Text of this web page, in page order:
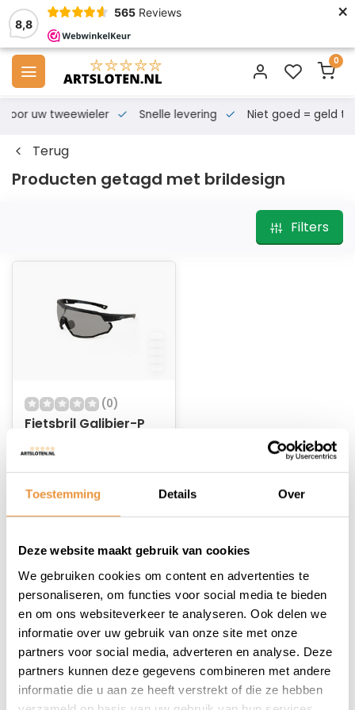
Toestemming Details Over
Deze website maakt gebruik van cookies
We gebruiken cookies om content en advertenties te
personaliseren, om functies voor social media te bieden
en om ons websiteverkeer te analyseren. Ook delen we
informatie over uw gebruik van onze site met onze
partners voor social media, adverteren en analyse. Deze
partners kunnen deze gegevens combineren met andere
informatie die u aan ze heeft verstrekt of die ze hebben
8,8
565 Reviews ×
0
voor uw tweewieler Snelle levering Niet goed = geld
Terug
Producten getagd met brildesign
Filters
(0)
Fietsbril Galibier-P
Op voorraad
1